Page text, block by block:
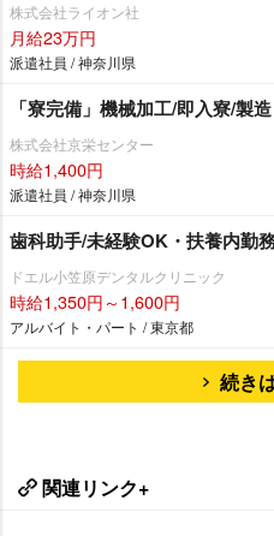
株式会社ライオン社
月給23万円
派遣社員 / 神奈川県
「寮完備」機械加工/即入寮/製
株式会社京栄センター
時給1,400円
派遣社員 / 神奈川県
歯科助手/未経験OK・扶養内勤
ドエル小笠原デンタルクリニック
時給1,350円～1,600円
アルバイト・パート / 東京都
続き
関連リンク+